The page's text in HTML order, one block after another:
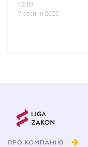
12.09
7 серпня 2026
ПРО КОМПАНІЮ